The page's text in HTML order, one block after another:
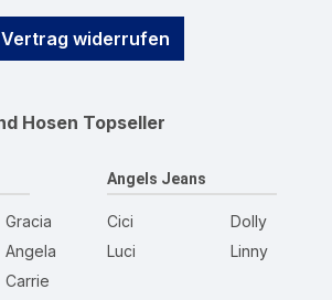
Vertrag widerrufen
Hosen Topseller
Gracia
Angela
Carrie
Angels Jeans
Cici
Luci
Dolly
Linny